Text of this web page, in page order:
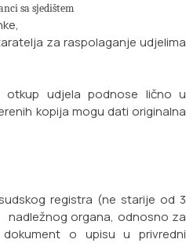
sa sjedištem
za raspolaganje udjelima
udjela podnose lično u
kopija mogu dati originalna
registra (ne starije od 3
organa, odnosno za
o upisu u privredni